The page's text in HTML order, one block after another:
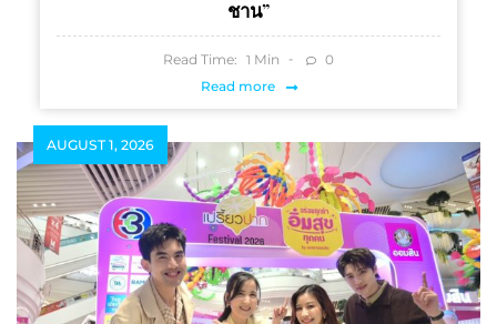
ชาน”
Read Time: 1 Min
0
Read more
AUGUST 1, 2026